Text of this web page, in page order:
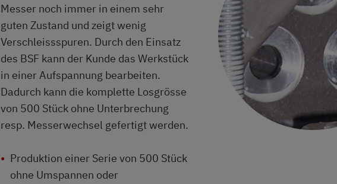
Messer noch immer in einem sehr
guten Zustand und zeigt wenig
Verschleissspuren. Durch den Einsatz
des BSF kann der Kunde das Werkstück
in einer Aufspannung bearbeiten.
Dadurch kann die komplette Losgrösse
von 500 Stück ohne Unterbrechung
resp. Messerwechsel gefertigt werden.
Produktion einer Serie von 500 Stück
ohne Umspannen oder